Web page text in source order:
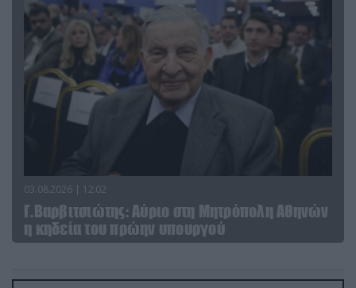
03.08.2026 | 12:02
Γ.Βαρβιτσιώτης: Aύριο στη Μητρόπολη Αθηνών
η κηδεία του πρώην υπουργού